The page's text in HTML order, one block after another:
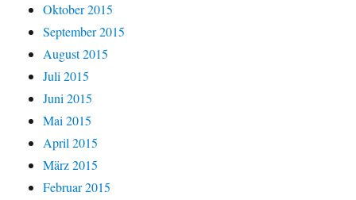
Oktober 2015
September 2015
August 2015
Juli 2015
Juni 2015
Mai 2015
April 2015
März 2015
Februar 2015